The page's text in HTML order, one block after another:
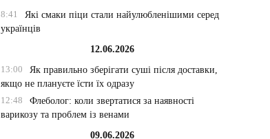
8:41
Які смаки піци стали найулюбленішими серед
українців
12.06.2026
13:00
Як правильно зберігати суші після доставки,
якщо не плануєте їсти їх одразу
12:48
Флеболог: коли звертатися за наявності
варикозу та проблем із венами
09.06.2026